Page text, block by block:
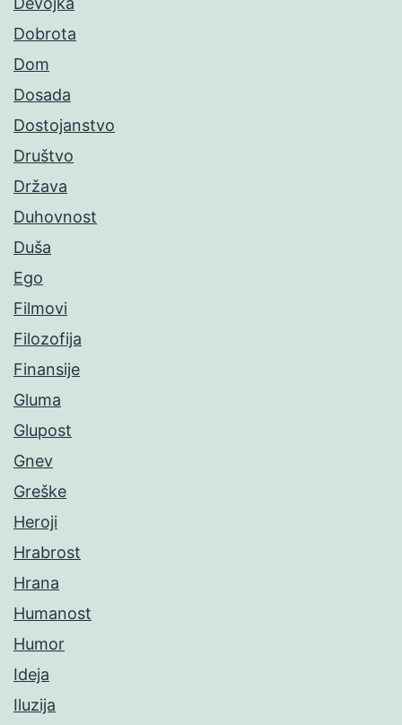
Dobrota
Dom
Dosada
Dostojanstvo
Društvo
Država
Duhovnost
Duša
Ego
Filmovi
Filozofija
Finansije
Gluma
Glupost
Gnev
Greške
Heroji
Hrabrost
Hrana
Humanost
Humor
Ideja
Iluzija